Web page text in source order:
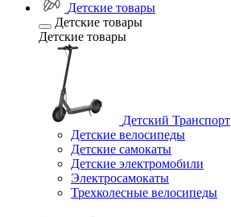
Детские товары
Детские товары
Детские товары
Детский Транспорт
Детские велосипеды
Детские самокаты
Детские электромобили
Электросамокаты
Трехколесные велосипеды